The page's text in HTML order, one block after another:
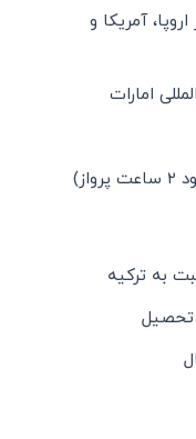
آمریکا و
امارات
به ترکیه
تحصیل